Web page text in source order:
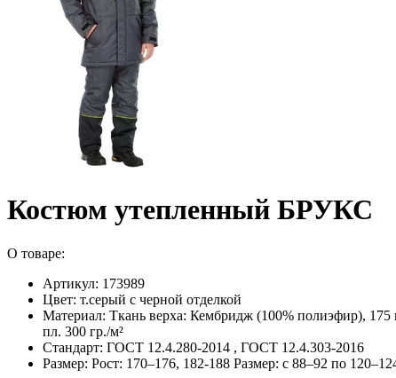
Костюм утепленный БРУКС
О товаре:
Артикул: 173989
Цвет: т.серый с черной отделкой
Материал: Ткань верха: Кембридж (100% полиэфир),
пл. 300 гр./м²
Стандарт: ГОСТ 12.4.280-2014 , ГОСТ 12.4.303-2016
Размер: Рост: 170–176, 182-188 Размер: с 88–92 по